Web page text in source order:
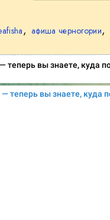
, афиша черногории,